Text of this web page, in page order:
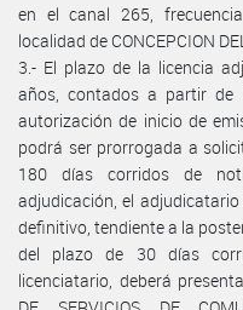
en el canal 265,
localidad de CONCEPCION
3.- El plazo de la licencia
años, contados a partir
autorización de inicio de
podrá ser prorrogada a
180 días corridos de
adjudicación, el
definitivo, tendiente a la
del plazo de 30 días
licenciatario, deberá